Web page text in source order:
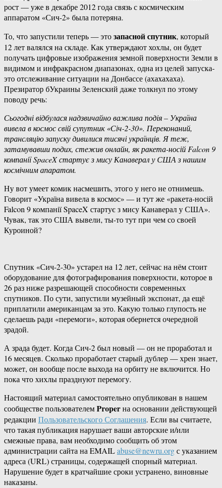
рост — уже в декабре 2012 года связь с космическим
аппаратом «Сич-2» была потеряна.
То, что запустили теперь — этозапасной спутник, который
12 лет валялся на складе. Как утверждают хохлы, он будет
получать цифровые изображения земной поверхности Земли в
видимом и инфракрасном диапазонах, одна из целей запуска-
это отслеживание ситуации на Донбассе (ахахахаха).
Презиратор бУкраины Зеленский даже толкнул по этому
поводу речь:
Сьогодні відбулася надзвичайно важлива подія – Україна
вивела в космос свій супутник «Січ-2-30». Переконаний,
трансляцію запуску дивилися тисячі українців. Я теж,
затамувавши подих, стежив онлайн, як ракета-носій Falcon 9
компанії SpaceX стартує з мису Канаверал у США з нашим
космічним апаратом.
Ну вот умеет комик насмешить, этого у него не отнимешь.
Говорит «Україна вивела в космос» — и тут же «ракета-носій
Falcon 9 компанії SpaceX стартує з мису Канаверал у США».
Чувак, так это США вывели, ты-то тут при чем со своей
Куроиной?
Спутник «Сич-2-30» устарел на 12 лет, сейчас на нём стоит
оборудование для фотографирования поверхности, которое в
26 раз ниже разрешающей способности современных
спутников. По сути, запустили музейный экспонат, да ещё
приплатили американцам за это. Какую только глупость не
сделаешь ради «перемоги», которая обернется очередной
зрадой.
А зрада будет. Когда Сич-2 был новый — он не проработал и
16 месяцев. Сколько проработает старый дублер — хрен знает,
может, он вообще после выхода на орбиту не включится. Но
пока что хихлы празднуют перемогу.
Настоящий материал самостоятельно опубликован в нашем
сообществе пользователемProperна основании действующей
редакции Пользовательского Соглашения. Если вы считаете,
что такая публикация нарушает ваши авторские и/или
смежные права, вам необходимо сообщить об этом
администрации сайта на EMAILabuse@newru.orgс указанием
адреса (URL) страницы, содержащей спорный материал.
Нарушение будет в кратчайшие сроки устранено, виновные
наказаны.